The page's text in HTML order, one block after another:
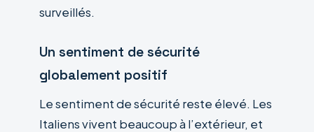
surveillés.
Un sentiment de sécurité
globalement positif
Le sentiment de sécurité reste élevé. Les
Italiens vivent beaucoup à l’extérieur, et